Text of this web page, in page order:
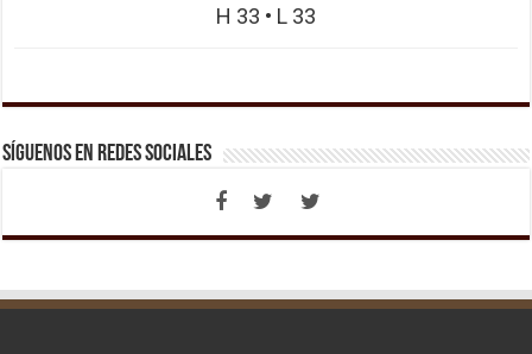
H 33 • L 33
Síguenos en Redes Sociales